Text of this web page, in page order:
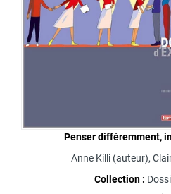
Penser différemment,
Anne Killi(auteur),
Collection :